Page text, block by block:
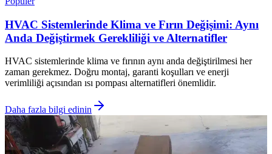
HVAC Sistemlerinde Klima ve Fırın Değişimi: Aynı
Anda Değiştirmek Gerekliliği ve Alternatifler
HVAC sistemlerinde klima ve fırının aynı anda değiştirilmesi her
zaman gerekmez. Doğru montaj, garanti koşulları ve enerji
verimliliği açısından ısı pompası alternatifleri önemlidir.
Daha fazla bilgi edinin